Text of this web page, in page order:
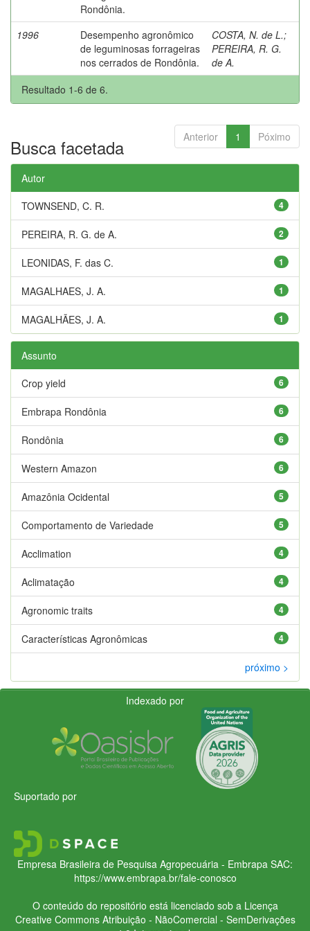
Rondônia.
1996
Desempenho agronômico
de leguminosas forrageiras
nos cerrados de Rondônia.
COSTA, N. de L.;
PEREIRA, R. G.
de A.
Resultado 1-6 de 6.
Anterior 1 Póximo
Busca facetada
Autor
4
TOWNSEND, C. R.
2
PEREIRA, R. G. de A.
1
LEONIDAS, F. das C.
1
MAGALHAES, J. A.
1
MAGALHÃES, J. A.
Assunto
6
Crop yield
6
Embrapa Rondônia
6
Rondônia
6
Western Amazon
5
Amazônia Ocidental
5
Comportamento de Variedade
4
Acclimation
4
Aclimatação
4
Agronomic traits
4
Características Agronômicas
próximo >
Indexado por
Suportado por
Empresa Brasileira de Pesquisa Agropecuária - Embrapa SAC:
https://www.embrapa.br/fale-conosco
O conteúdo do repositório está licenciado sob a Licença
Creative CommonsAtribuição - NãoComercial - SemDerivações